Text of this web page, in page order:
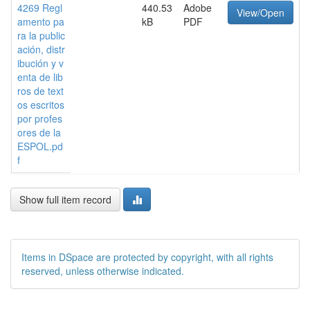
4269 Regl
amento pa
ra la public
ación, distr
ibución y v
enta de lib
ros de text
os escritos
por profes
ores de la
ESPOL.pd
f
440.53
kB
Adobe
PDF
View/Open
Show full item record
Items in DSpace are protected by copyright, with all rights
reserved, unless otherwise indicated.